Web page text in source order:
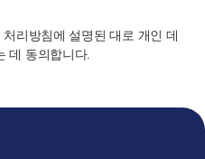
처리방침에 설명된 대로 개인 데
데 동의합니다.